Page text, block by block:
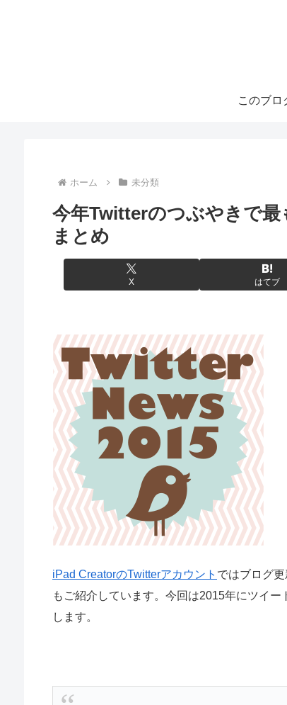
このブロ
ホーム 未分類
今年Twitterのつぶやきで
まとめ
X はてブ
iPad CreatorのTwitterアカウント ではブログ
もご紹介しています。今回は2015年にツイ
します。